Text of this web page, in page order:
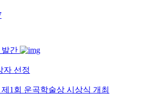
발간
자 선정
1회 운곡학술상 시상식 개최